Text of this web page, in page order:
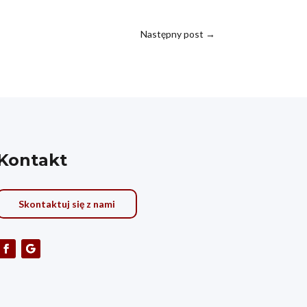
Następny post →
Skontaktuj się z nami